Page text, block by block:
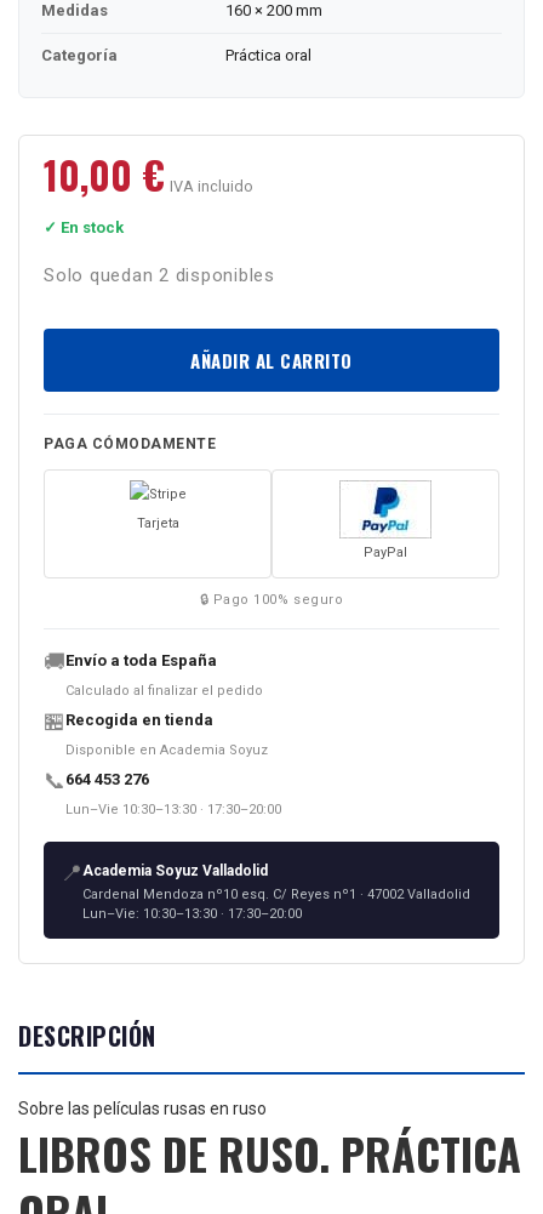
Medidas 160 × 200 mm
Categoría Práctica oral
10,00 € IVA incluido
✓ En stock
Solo quedan 2 disponibles
AÑADIR AL CARRITO
PAGA CÓMODAMENTE
Tarjeta
PayPal
🔒 Pago 100% seguro
🚚Envío a toda España
Calculado al finalizar el pedido
🏪 Recogida en tienda
Disponible en Academia Soyuz
📞 664 453 276
Lun–Vie 10:30–13:30 · 17:30–20:00
📍Academia Soyuz Valladolid
Cardenal Mendoza nº10 esq. C/ Reyes nº1 · 47002 Valladolid
Lun–Vie: 10:30–13:30 · 17:30–20:00
DESCRIPCIÓN
Sobre las películas rusas en ruso
LIBROS DE RUSO. PRÁCTICA